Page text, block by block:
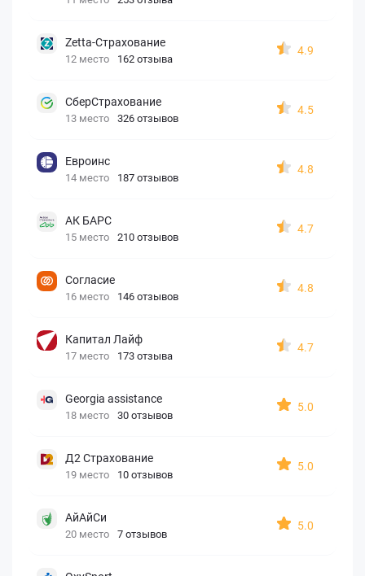
Zetta-Страхование
12 место 162 отзыва
4.9
СберСтрахование
13 место 326 отзывов
4.5
Евроинс
14 место 187 отзывов
4.8
АК БАРС
15 место 210 отзывов
4.7
Согласие
16 место 146 отзывов
4.8
Капитал Лайф
17 место 173 отзыва
4.7
Georgia assistance
18 место 30 отзывов
5.0
Д2 Страхование
19 место 10 отзывов
5.0
АйАйСи
20 место 7 отзывов
5.0